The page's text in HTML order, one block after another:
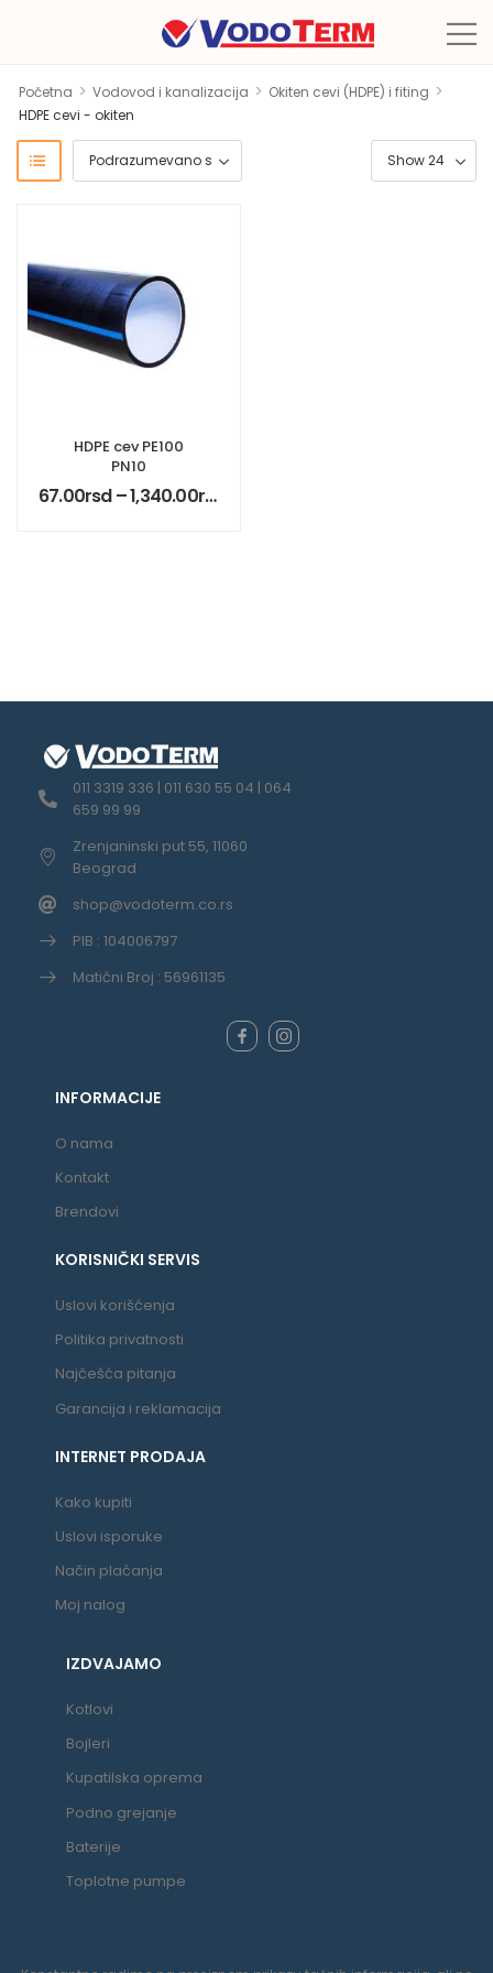
Početna > Vodovod i kanalizacija > Okiten cevi (HDPE) i fiting >
HDPE cevi - okiten
HDPE cev PE100
PN10
67.00rsd–1,340.00rsd
011 3319 336 | 011 630 55 04 | 064
659 99 99
Zrenjaninski put 55, 11060
Beograd
shop@vodoterm.co.rs
PIB : 104006797
Matični Broj : 56961135
INFORMACIJE
O nama
Kontakt
Brendovi
KORISNIČKI SERVIS
Uslovi korišćenja
Politika privatnosti
Najčešća pitanja
Garancija i reklamacija
INTERNET PRODAJA
Kako kupiti
Uslovi isporuke
Način plaćanja
Moj nalog
IZDVAJAMO
Kotlovi
Bojleri
Kupatilska oprema
Podno grejanje
Baterije
Toplotne pumpe